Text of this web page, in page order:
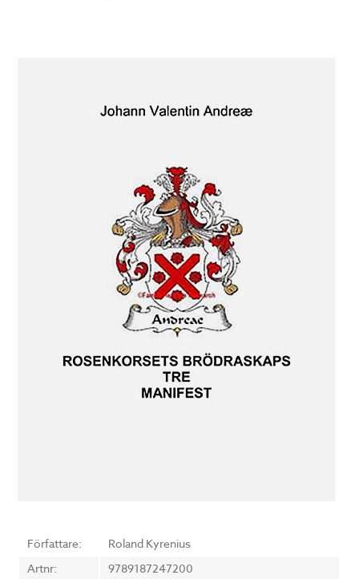
Författare:
Roland Kyrenius
Artnr:
9789187247200